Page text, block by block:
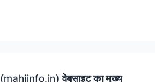
(mahiinfo.in)वेबसाइट का मुख्य